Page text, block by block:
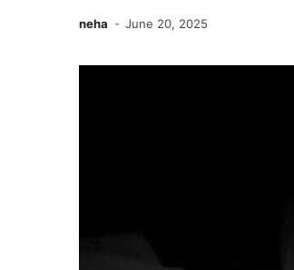
neha June 20, 2025